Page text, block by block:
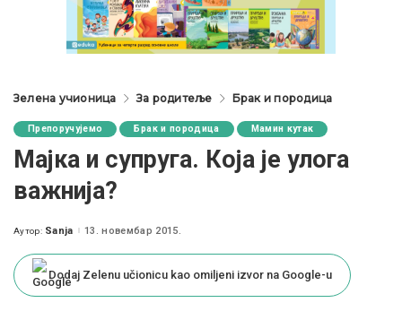
Зелена учионица За родитеље Брак и породица
Препоручујемо Брак и породица Мамин кутак
Мајка и супруга. Која је улога
важнијa?
Posted
Аутор: Sanja 13. новембар 2015.
Dodaj Zelenu učionicu kao omiljeni izvor na Google-u